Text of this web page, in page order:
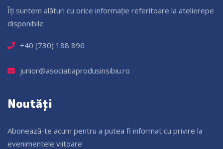
Îți suntem alături cu orice informație referitoare la atelierepe
disponibile
+40 (730) 188 896
junior@asociatiaprodusinsibiu.ro
Noutăți
Abonează-te acum pentru a putea fi informat cu privire la
evenimentele viitoare